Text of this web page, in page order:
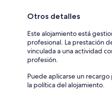
Otros detalles
Este alojamiento está
profesional. La prestación
vinculada a una actividad
profesión.
Puede aplicarse un
la política del alojamiento.